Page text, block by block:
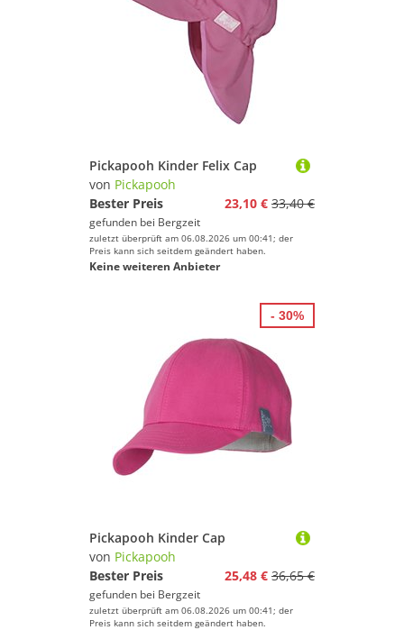
Pickapooh Kinder Felix Cap
von Pickapooh
Bester Preis
23,10 € 33,40 €
gefunden bei Bergzeit
zuletzt überprüft am 06.08.2026 um 00:41; der
Preis kann sich seitdem geändert haben.
Keine weiteren Anbieter
Pickapooh Kinder Cap
von Pickapooh
Bester Preis
25,48 € 36,65 €
gefunden bei Bergzeit
zuletzt überprüft am 06.08.2026 um 00:41; der
Preis kann sich seitdem geändert haben.
- 30%